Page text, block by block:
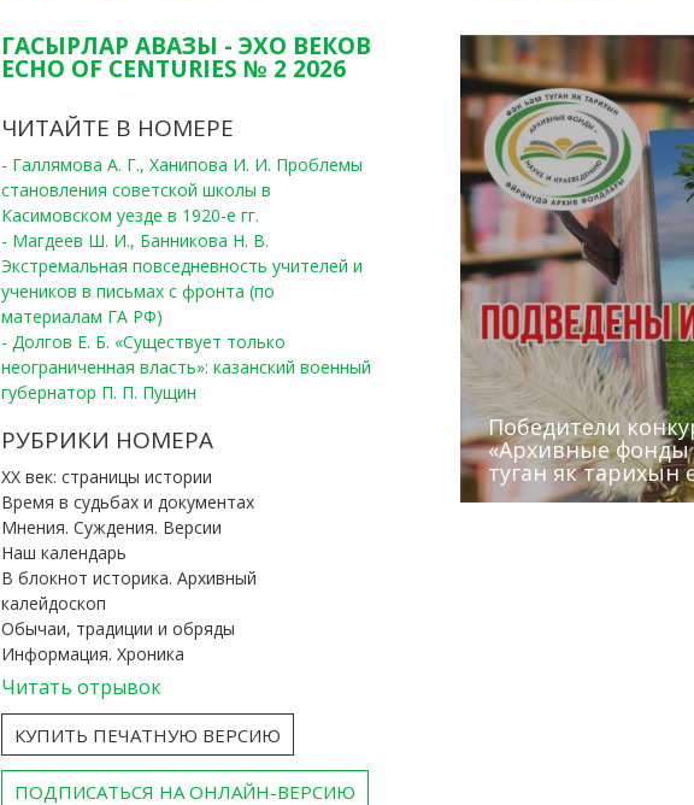
ГАСЫРЛАР АВАЗЫ - ЭХО ВЕКОВ
ECHO OF CENTURIES № 2 2026
ЧИТАЙТЕ В НОМЕРЕ
- Галлямова А. Г., Ханипова И. И. Проблемы
становления советской школы в
Касимовском уезде в 1920-е гг.
- Магдеев Ш. И., Банникова Н. В.
Экстремальная повседневность учителей и
учеников в письмах с фронта (по
материалам ГА РФ)
- Долгов Е. Б. «Существует только
неограниченная власть»: казанский военный
губернатор П. П. Пущин
РУБРИКИ НОМЕРА
ХХ век: страницы истории
Время в судьбах и документах
Мнения. Суждения. Версии
Наш календарь
В блокнот историка. Архивный
калейдоскоп
Обычаи, традиции и обряды
Информация. Хроника
Читать отрывок
КУПИТЬ ПЕЧАТНУЮ ВЕРСИЮ
ПОДПИСАТЬСЯ НА ОНЛАЙН-ВЕРСИЮ
Победители
«Архивные фонды
туган як тарихын
Архивисты
Госархива
Сотрудники
Эхо веков»
(КХТИ)
«Мир архивов